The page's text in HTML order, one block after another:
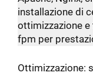
installazione di
ottimizzazione e
fpm per
Ottimizzazione: